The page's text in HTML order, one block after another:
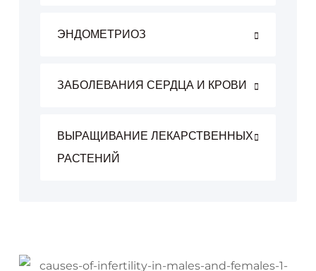
ЭНДОМЕТРИОЗ
ЗАБОЛЕВАНИЯ СЕРДЦА И КРОВИ
ВЫРАЩИВАНИЕ ЛЕКАРСТВЕННЫХ
РАСТЕНИЙ